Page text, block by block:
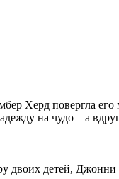
Херд повергла
на чудо – а
детей, Джонни